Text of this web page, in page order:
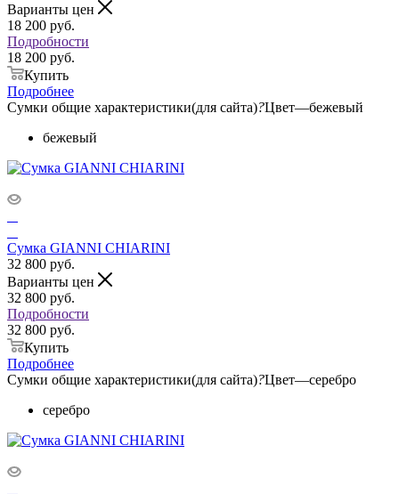
Варианты цен
18 200 руб.
Подробности
18 200 руб.
Купить
Подробнее
Сумки общие характеристики(для сайта)?Цвет—бежевый
бежевый
Сумка GIANNI CHIARINI
32 800 руб.
Варианты цен
32 800 руб.
Подробности
32 800 руб.
Купить
Подробнее
Сумки общие характеристики(для сайта)?Цвет—серебро
серебро